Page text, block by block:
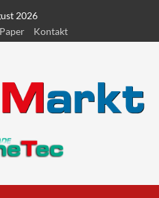
2026
Kontakt